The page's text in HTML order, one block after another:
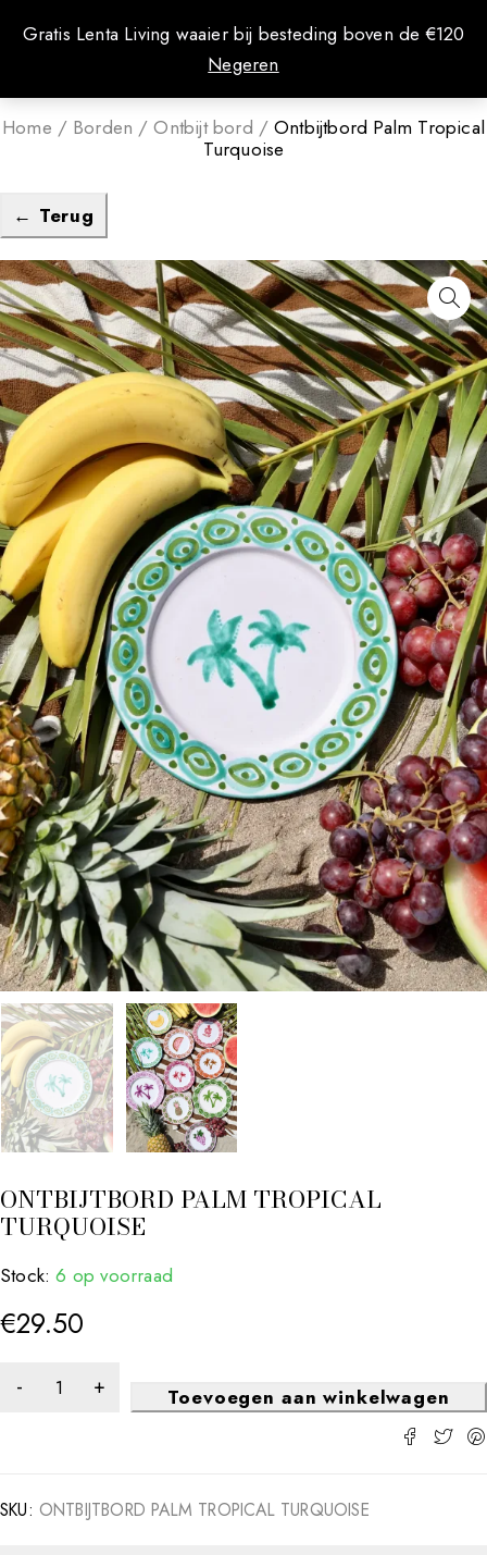
Gratis Lenta Living waaier bij besteding boven de €120
Negeren
0
Home / Borden / Ontbijt bord / Ontbijtbord Palm Tropical
Turquoise
← Terug
ONTBIJTBORD PALM TROPICAL
TURQUOISE
Stock: 6 op voorraad
€29.50
Toevoegen aan winkelwagen
SKU: ONTBIJTBORD PALM TROPICAL TURQUOISE